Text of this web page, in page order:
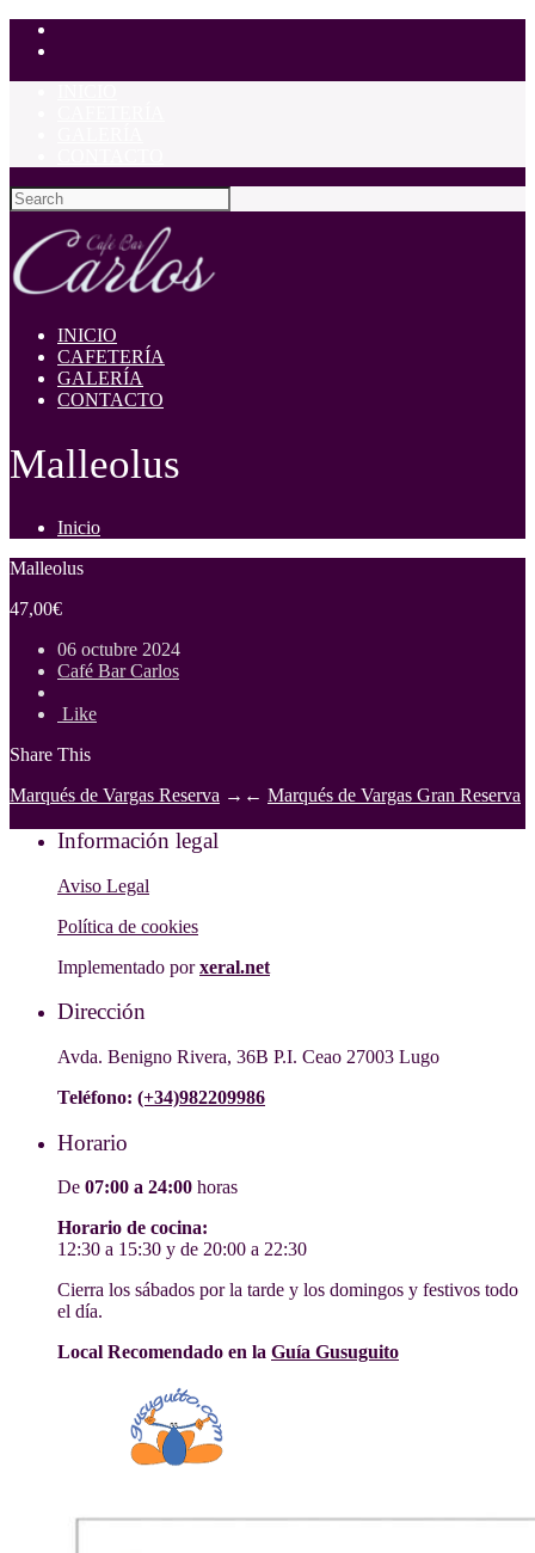
INICIO
CAFETERÍA
GALERÍA
CONTACTO
Malleolus
Inicio
Malleolus
47,00€
06 octubre 2024
Café Bar Carlos
Like
Share This
Marqués de Vargas Reserva → ← Marqués de Vargas Gran Reserva
Información legal
Aviso Legal
Política de cookies
Implementado por xeral.net
Dirección
Avda. Benigno Rivera, 36B P.I. Ceao 27003 Lugo
Teléfono: (+34)982209986
Horario
De 07:00 a 24:00 horas
Horario de cocina:
12:30 a 15:30 y de 20:00 a 22:30
Cierra los sábados por la tarde y los domingos y festivos todo
el día.
Local Recomendado en la Guía Gusuguito